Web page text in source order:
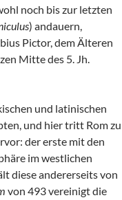
noch bis zur letzten
) andauern,
Pictor, dem Älteren
Mitte des 5. Jh.
und latinischen
und hier tritt Rom zu
der erste mit den
im westlichen
diese andererseits von
von 493 vereinigt die